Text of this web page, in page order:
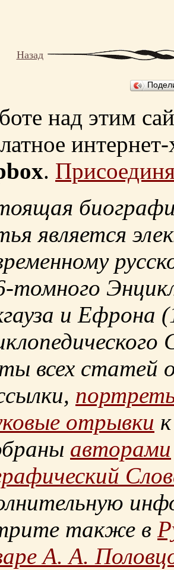
Назад
над этим
.
является
томного
и Ефрона
всех статей
отрывки
авторами
также в
А. А.